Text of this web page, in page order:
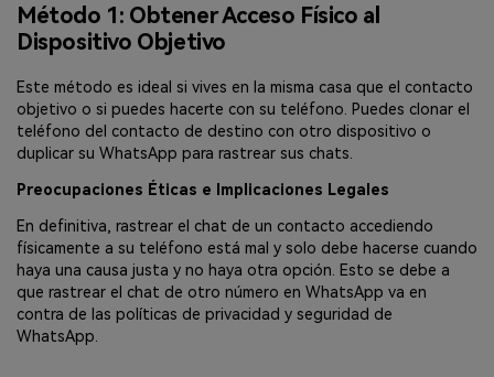
Método 1: Obtener Acceso Físico al
Dispositivo Objetivo
Este método es ideal si vives en la misma casa que el contacto
objetivo o si puedes hacerte con su teléfono. Puedes clonar el
teléfono del contacto de destino con otro dispositivo o
duplicar su WhatsApp para rastrear sus chats.
Preocupaciones Éticas e Implicaciones Legales
En definitiva, rastrear el chat de un contacto accediendo
físicamente a su teléfono está mal y solo debe hacerse cuando
haya una causa justa y no haya otra opción. Esto se debe a
que rastrear el chat de otro número en WhatsApp va en
contra de las políticas de privacidad y seguridad de
WhatsApp.